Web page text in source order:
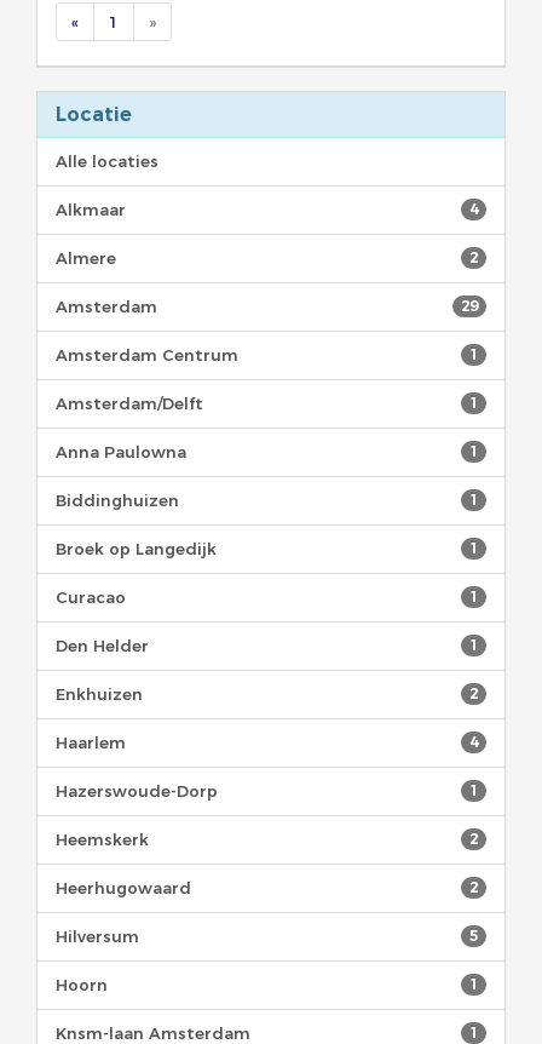
« 1 »
Locatie
Alle locaties
4
Alkmaar
2
Almere
29
Amsterdam
1
Amsterdam Centrum
1
Amsterdam/Delft
1
Anna Paulowna
1
Biddinghuizen
1
Broek op Langedijk
1
Curacao
1
Den Helder
2
Enkhuizen
4
Haarlem
1
Hazerswoude-Dorp
2
Heemskerk
2
Heerhugowaard
5
Hilversum
1
Hoorn
1
Knsm-laan Amsterdam